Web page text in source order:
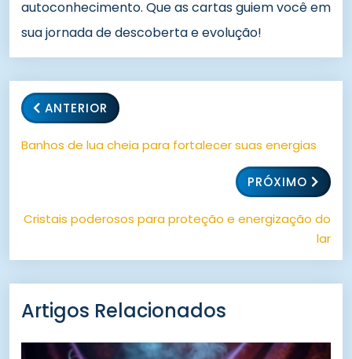
autoconhecimento. Que as cartas guiem você em
sua jornada de descoberta e evolução!
ANTERIOR
Banhos de lua cheia para fortalecer suas energias
PRÓXIMO
Cristais poderosos para proteção e energização do
lar
Artigos Relacionados